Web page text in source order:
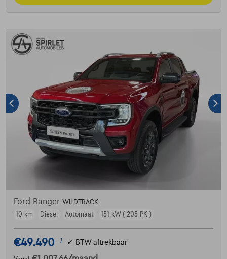
Ford Ranger WILDTRACK
10 km
Diesel Automaat 151 kW ( 205 PK )
€49.490 1 ✓ BTW aftrekbaar